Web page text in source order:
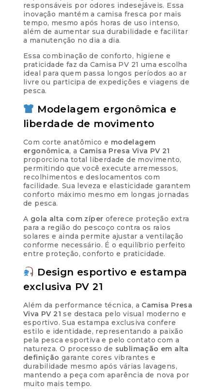
responsáveis por odores indesejáveis. Essa
inovação mantém a camisa fresca por mais
tempo, mesmo após horas de uso intenso,
além de aumentar sua durabilidade e facilitar
a manutenção no dia a dia.
Essa combinação de conforto, higiene e
praticidade faz da Camisa PV 21 uma escolha
ideal para quem passa longos períodos ao ar
livre ou participa de expedições e viagens de
pesca.
Modelagem ergonômica e
liberdade de movimento
Com corte anatômico e modelagem
ergonômica, a Camisa Presa Viva PV 21
proporciona total liberdade de movimento,
permitindo que você execute arremessos,
recolhimentos e deslocamentos com
facilidade. Sua leveza e elasticidade garantem
conforto máximo mesmo em longas jornadas
de pesca.
A gola alta com zíper oferece proteção extra
para a região do pescoço contra os raios
solares e ainda permite ajustar a ventilação
conforme necessário. É o equilíbrio perfeito
entre proteção, conforto e praticidade.
Design esportivo e estampa
exclusiva PV 21
Além da performance técnica, a Camisa Presa
Viva PV 21 se destaca pelo visual moderno e
esportivo. Sua estampa exclusiva confere
estilo e identidade, representando a paixão
pela pesca esportiva e pelo contato com a
natureza. O processo de sublimação em alta
definição garante cores vibrantes e
durabilidade mesmo após várias lavagens,
mantendo a peça com aparência de nova por
muito mais tempo.